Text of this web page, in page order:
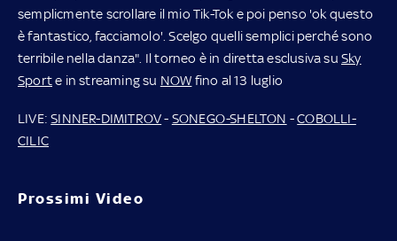
semplicmente scrollare il mio Tik-Tok e poi penso 'ok questo
è fantastico, facciamolo'. Scelgo quelli semplici perché sono
terribile nella danza". Il torneo è in diretta esclusiva suSky
Sporte in streaming su NOW fino al 13 luglio
LIVE:SINNER-DIMITROV- SONEGO-SHELTON -COBOLLI-
CILIC
Prossimi Video